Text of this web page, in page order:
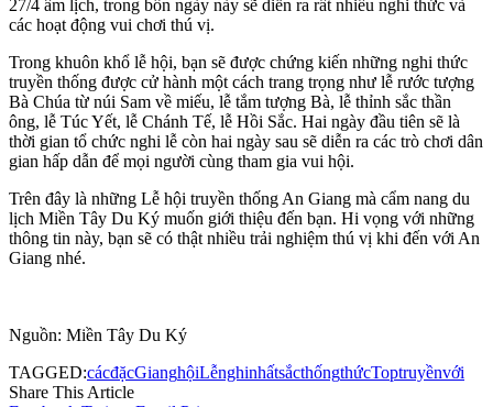
27/4 âm lịch, trong bốn ngày này sẽ diễn ra rất nhiều nghi thức và
các hoạt động vui chơi thú vị.
Trong khuôn khổ lễ hội, bạn sẽ được chứng kiến những nghi thức
truyền thống được cử hành một cách trang trọng như lễ rước tượng
Bà Chúa từ núi Sam về miếu, lễ tắm tượng Bà, lễ thỉnh sắc thần
ông, lễ Túc Yết, lễ Chánh Tế, lễ Hồi Sắc. Hai ngày đầu tiên sẽ là
thời gian tổ chức nghi lễ còn hai ngày sau sẽ diễn ra các trò chơi dân
gian hấp dẫn để mọi người cùng tham gia vui hội.
Trên đây là những Lễ hội truyền thống An Giang mà cẩm nang du
lịch Miền Tây Du Ký muốn giới thiệu đến bạn. Hi vọng với những
thông tin này, bạn sẽ có thật nhiều trải nghiệm thú vị khi đến với An
Giang nhé.
Nguồn: Miền Tây Du Ký
TAGGED:cácđặcGianghộiLễnghinhấtsắcthốngthứcToptruyềnvới
Share This Article